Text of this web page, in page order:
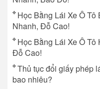
Học Bằng Lái Xe Ô
Nhanh, Đỗ Cao!
Học Bằng Lái Xe Ô
Đỗ Cao!
Thủ tục đổi giấy phép
bao nhiêu?